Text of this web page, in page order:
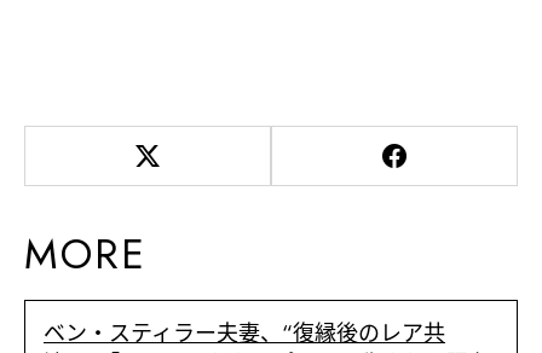
MORE
ベン・スティラー夫妻、“復縁後のレア共